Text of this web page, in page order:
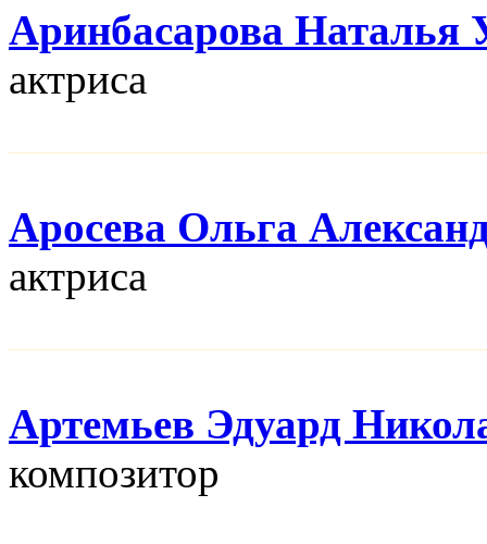
Аринбасарова Наталья
актриса
Аросева Ольга
актриса
Артемьев Эдуард
композитор